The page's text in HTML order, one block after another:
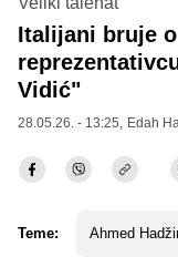
Italijani bruje
Vidić"
28.05.26. - 13:25, Edah
Teme: Ahmed